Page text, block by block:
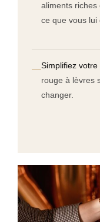
aliments
ce que vous lui
—Simplifiez
rouge à lèvres
changer.